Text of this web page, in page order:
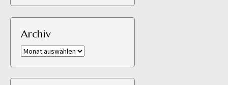
Archiv
Archiv